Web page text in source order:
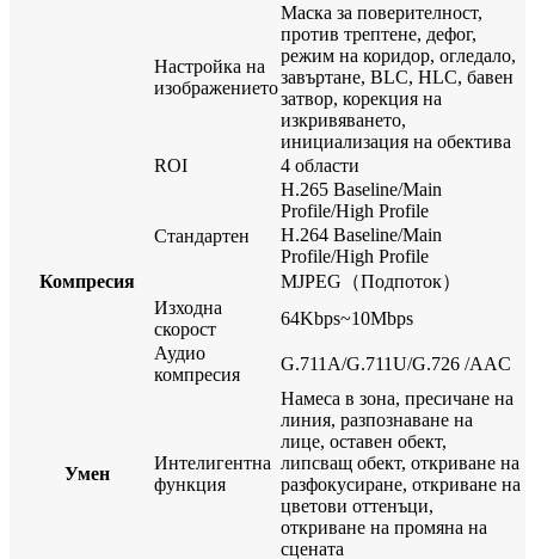
Настройка на
изображението
Маска за поверителност,
против трептене, дефог,
режим на коридор, огледало,
завъртане, BLC, HLC, бавен
затвор, корекция на
изкривяването,
инициализация на обектива
ROI
4 области
Компресия
Стандартен
H.265 Baseline/Main
Profile/High Profile
H.264 Baseline/Main
Profile/High Profile
MJPEG（Подпоток）
Изходна
скорост
64Kbps~10Mbps
Аудио
компресия
G.711A/G.711U/G.726 /AAC
Умен
Интелигентна
функция
Намеса в зона, пресичане на
линия, разпознаване на
лице, оставен обект,
липсващ обект, откриване на
разфокусиране, откриване на
цветови оттенъци,
откриване на промяна на
сцената